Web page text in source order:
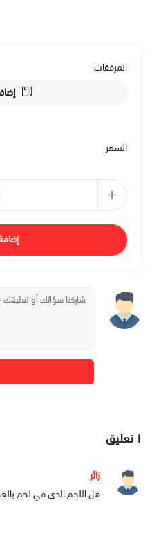
المرفقات
السعر
١ تعليق
زائر
هل اللحم الذي في لحم